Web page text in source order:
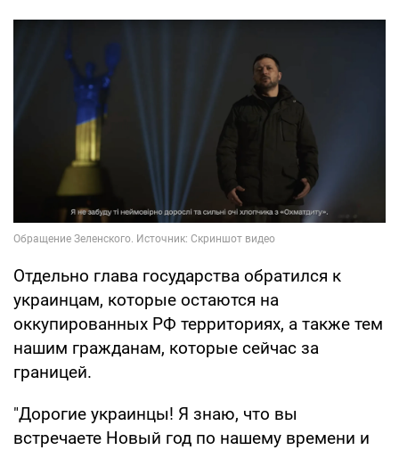
Отдельно глава государства обратился к
украинцам, которые остаются на
оккупированных РФ территориях, а также тем
нашим гражданам, которые сейчас за
границей.
"Дорогие украинцы! Я знаю, что вы
встречаете Новый год по нашему времени и